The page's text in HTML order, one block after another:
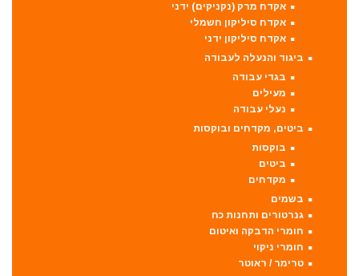
אקדח מרק (נקניקים) ידני
אקדח סיליקון חשמלי
אקדח סיליקון ידני
ביגוד והנעלה לעבודה
בגדי עבודה
מעילים
נעלי עבודה
ביטים, מקדחים ובוקסות
בוקסות
ביטים
מקדחים
בשמים
גנרטורים ותחנות כח
חומרי הדבקה ואיטום
חומרי ניקוי
טרימר / ראוטר